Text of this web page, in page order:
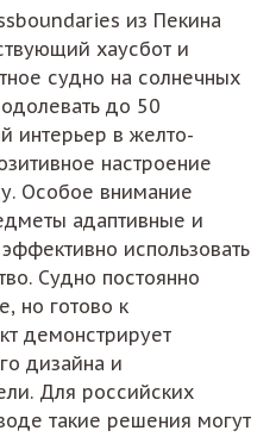
из Пекина
хаусбот и
судно на солнечных
до 50
интерьер в желто-
настроение
Особое внимание
адаптивные и
использовать
Судно постоянно
но готово к
демонстрирует
дизайна и
Для российских
такие решения могут